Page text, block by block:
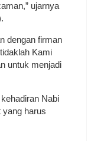
ujarnya
dengan firman
Kami
untuk menjadi
Nabi
yang harus